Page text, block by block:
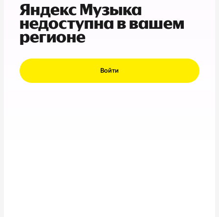
Яндекс Музыка
недоступна в вашем
регионе
Войти